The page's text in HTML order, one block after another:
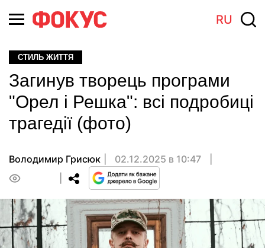
RU
СТИЛЬ ЖИТТЯ
Загинув творець програми
"Орел і Решка": всі подробиці
трагедії (фото)
Володимир Грисюк
02.12.2025 в 10:47